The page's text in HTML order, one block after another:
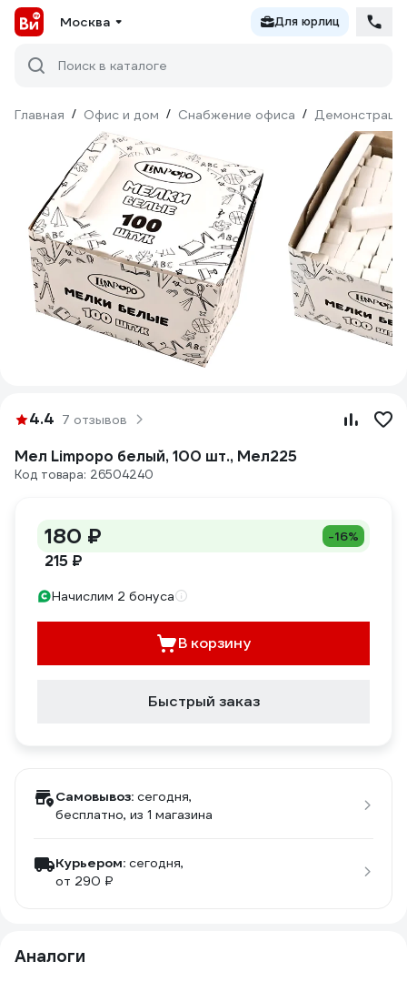
Москва Для юрлиц
Поиск в каталоге
Главная / Офис и дом / Снабжение офиса /
4.4 7 отзывов
Мел Limpopo белый, 100 шт., Мел225
Код товара: 26504240
180 ₽ -16%
215 ₽
Начислим 2 бонуса
В корзину
Быстрый заказ
Самовывоз: сегодня,
бесплатно, из 1 магазина
Курьером: сегодня,
от 290 ₽
Аналоги